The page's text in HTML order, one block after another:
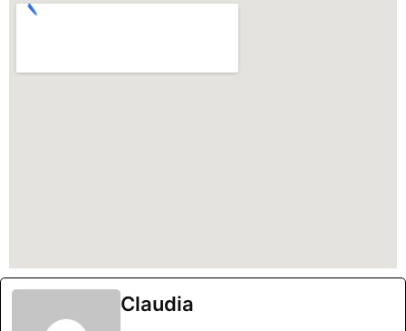
Claudia